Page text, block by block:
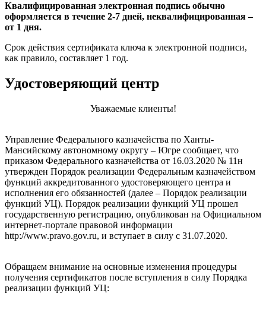
Квалифицированная электронная подпись обычно
оформляется в течение 2-7 дней, неквалифицированная –
от 1 дня.
Срок действия сертификата ключа к электронной подписи,
как правило, составляет 1 год.
Удостоверяющий центр
Уважаемые клиенты!
Управление Федерального казначейства по Ханты-
Мансийскому автономному округу – Югре сообщает, что
приказом Федерального казначейства от 16.03.2020 № 11н
утвержден Порядок реализации Федеральным казначейством
функций аккредитованного удостоверяющего центра и
исполнения его обязанностей (далее – Порядок реализации
функций УЦ). Порядок реализации функций УЦ прошел
государственную регистрацию, опубликован на Официальном
интернет-портале правовой информации
http://www.pravo.gov.ru, и вступает в силу с 31.07.2020.
Обращаем внимание на основные изменения процедуры
получения сертификатов после вступления в силу Порядка
реализации функций УЦ: